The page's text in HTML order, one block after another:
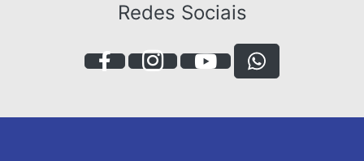
Redes Sociais